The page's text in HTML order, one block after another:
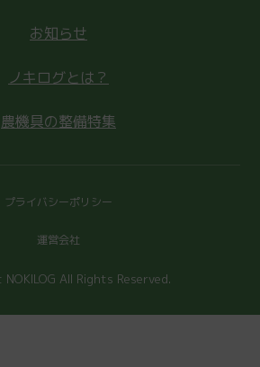
お知らせ
ノキログとは？
農機具の整備特集
プライバシーポリシー
運営会社
All Rights Reserved.